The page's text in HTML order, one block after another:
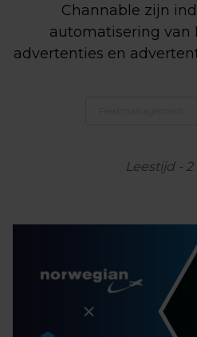
Channable zijn
automatisering van
advertenties en
Leestijd- 2